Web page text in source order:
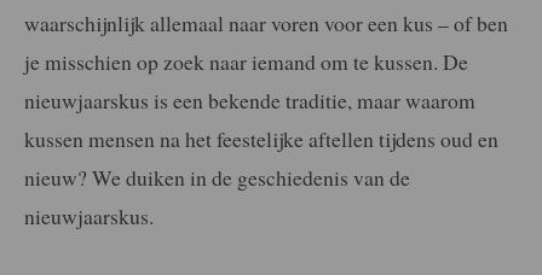
waarschijnlijk allemaal naar voren voor een kus – of ben
je misschien op zoek naar iemand om te kussen. De
nieuwjaarskus is een bekende traditie, maar waarom
kussen mensen na het feestelijke aftellen tijdens oud en
nieuw? We duiken in de geschiedenis van de
nieuwjaarskus.